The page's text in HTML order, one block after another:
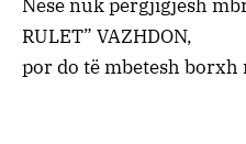
Nëse nuk përgjigjesh
RULET” VAZHDON,
por do të mbetesh borxh